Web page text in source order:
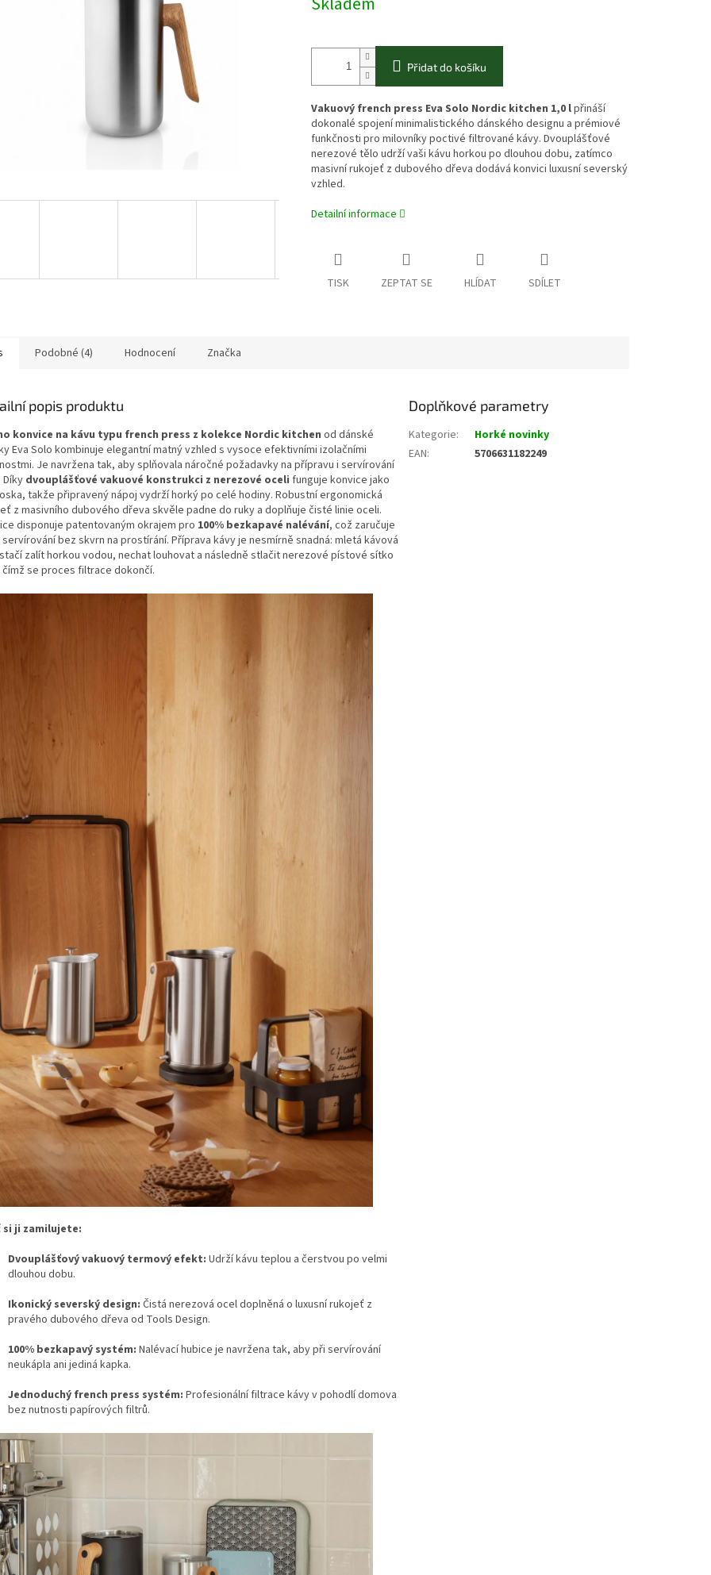
Přidat do košíku
Vakuový french press Eva Solo Nordic kitchen 1,0 lpřináší
dokonalé spojení minimalistického dánského designu a prémiové
funkčnosti pro milovníky poctivé filtrované kávy. Dvouplášťové
nerezové tělo udrží vaši kávu horkou po dlouhou dobu, zatímco
masivní rukojeť z dubového dřeva dodává konvici luxusní severský
vzhled.
Detailní informace
TISK ZEPTAT SE HLÍDAT SDÍLET
Podobné (4) Hodnocení Značka
popis produktu
konvice na kávu typu french press z kolekce Nordic kitchen od dánské
Eva Solo kombinuje elegantní matný vzhled s vysoce efektivními izolačními
Je navržena tak, aby splňovala náročné požadavky na přípravu i servírování
Díky dvouplášťové vakuové konstrukci z nerezové oceli funguje konvice jako
takže připravený nápoj vydrží horký po celé hodiny. Robustní ergonomická
z masivního dubového dřeva skvěle padne do ruky a doplňuje čisté linie oceli.
disponuje patentovaným okrajem pro 100% bezkapavé nalévání, což zaručuje
bez skvrn na prostírání. Příprava kávy je nesmírně snadná: mletá kávová
zalít horkou vodou, nechat louhovat a následně stlačit nerezové pístové sítko
se proces filtrace dokončí.
si ji zamilujete:
Dvouplášťový vakuový termový efekt: Udrží kávu teplou a čerstvou po velmi
dlouhou dobu.
Ikonický severský design: Čistá nerezová ocel doplněná o luxusní rukojeť z
pravého dubového dřeva od Tools Design.
100% bezkapavý systém: Nalévací hubice je navržena tak, aby při servírování
neukápla ani jediná kapka.
Jednoduchý french press systém: Profesionální filtrace kávy v pohodlí domova
bez nutnosti papírových filtrů.
Doplňkové parametry
Kategorie:
Horké novinky
EAN: 5706631182249